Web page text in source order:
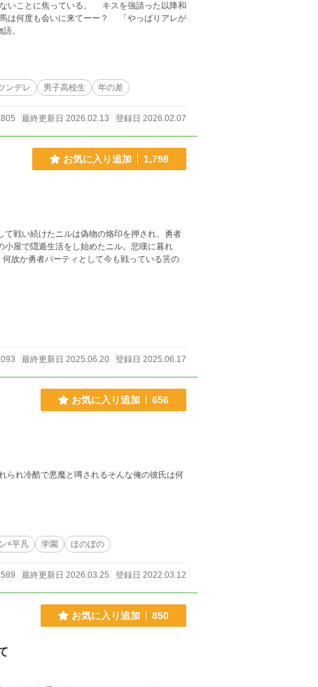
いことに焦っている。 キスを強請った以降和
に来てーー？ 「やっぱりアレが
物語。
ンデレ 男子高校生 年の差
最終更新日 2026.02.13 登録日 2026.02.07
お気に入り追加 1,798
戦い続けたニルは偽物の烙印を押され、勇者
屋で隠遁生活をし始めたニル。悲嘆に暮れ
故か勇者パーティとして今も戦っている筈の
最終更新日 2025.06.20 登録日 2025.06.17
お気に入り追加 656
×平凡 学園 ほのぼの
最終更新日 2026.03.25 登録日 2022.03.12
お気に入り追加 850